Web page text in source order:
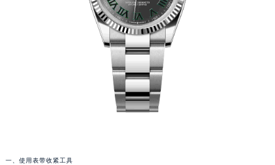
一、使用表带收紧工具